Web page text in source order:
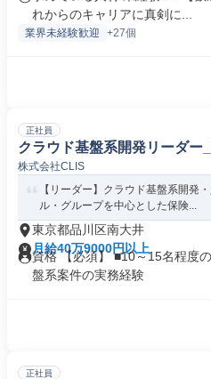
れからのキャリアに真剣に...
業界未経験歓迎 +27個
正社員
クラウド基盤系開発リーダー
株式会社CLIS
【リーダー】クラウド基盤系開発
ル・グループを中心とした保険...
東京都品川区南大井
月給40万9000円以上
資格 【必須】 ■10～15名程度
盤系案件の実務経験
正社員